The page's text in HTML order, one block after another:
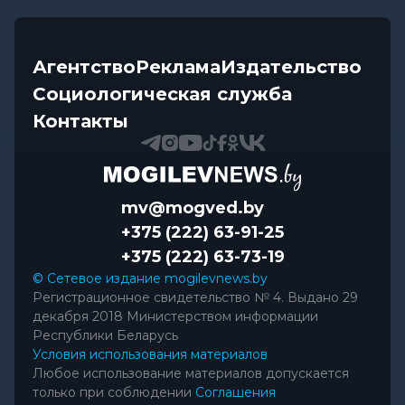
АгентствоРекламаИздательство
Социологическая служба
Контакты
mv@mogved.by
+375 (222) 63-91-25
+375 (222) 63-73-19
© Сетевое издание mogilevnews.by
Регистрационное свидетельство № 4. Выдано 29
декабря 2018 Министерством информации
Республики Беларусь
Условия использования материалов
Любое использование материалов допускается
только при соблюдении Соглашения